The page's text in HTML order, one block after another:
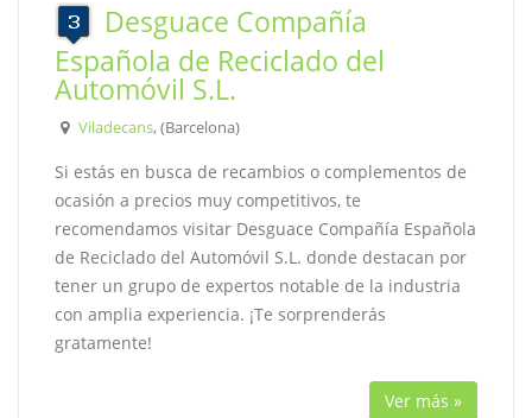
Desguace Compañía
Española de Reciclado del
Automóvil S.L.
Viladecans, (Barcelona)
Si estás en busca de recambios o complementos de
ocasión a precios muy competitivos, te
recomendamos visitar Desguace Compañía Española
de Reciclado del Automóvil S.L. donde destacan por
tener un grupo de expertos notable de la industria
con amplia experiencia. ¡Te sorprenderás
gratamente!
Ver más »